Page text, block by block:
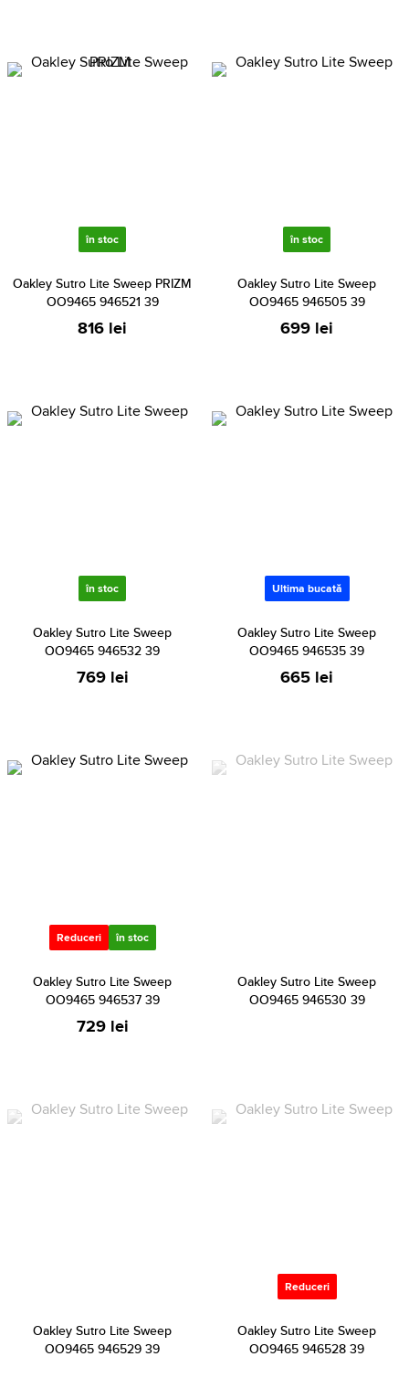
în stoc
Oakley Sutro Lite Sweep PRIZM
OO9465 946521 39
816 lei
în stoc
Oakley Sutro Lite Sweep
OO9465 946505 39
699 lei
în stoc
Oakley Sutro Lite Sweep
OO9465 946532 39
769 lei
Ultima bucată
Oakley Sutro Lite Sweep
OO9465 946535 39
665 lei
Reduceri în stoc
Oakley Sutro Lite Sweep
OO9465 946537 39
729 lei
Oakley Sutro Lite Sweep
OO9465 946530 39
Oakley Sutro Lite Sweep
OO9465 946529 39
Reduceri
Oakley Sutro Lite Sweep
OO9465 946528 39